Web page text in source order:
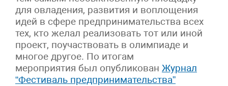
для овладения, развития и воплощения
идей в сфере предпринимательства всех
тех, кто желал реализовать тот или иной
проект, поучаствовать в олимпиаде и
многое другое. По итогам
мероприятия был опубликован Журнал
“Фестиваль предпринимательства”